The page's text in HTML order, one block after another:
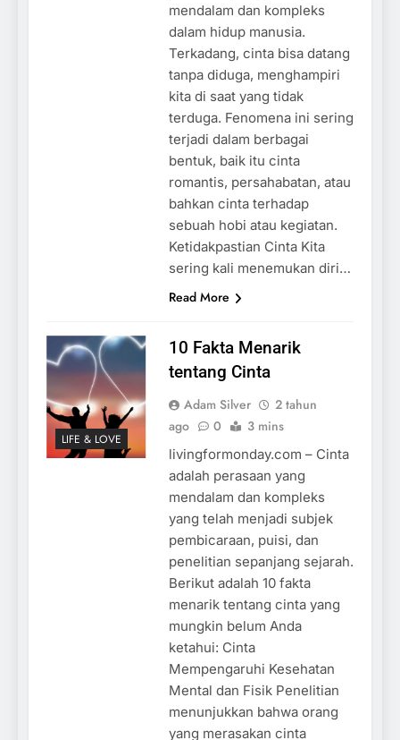
mendalam dan kompleks
dalam hidup manusia.
Terkadang, cinta bisa datang
tanpa diduga, menghampiri
kita di saat yang tidak
terduga. Fenomena ini sering
terjadi dalam berbagai
bentuk, baik itu cinta
romantis, persahabatan, atau
bahkan cinta terhadap
sebuah hobi atau kegiatan.
Ketidakpastian Cinta Kita
sering kali menemukan diri…
Read More
LIFE & LOVE
10 Fakta Menarik
tentang Cinta
Adam Silver
2 tahun
ago
0 3 mins
livingformonday.com – Cinta
adalah perasaan yang
mendalam dan kompleks
yang telah menjadi subjek
pembicaraan, puisi, dan
penelitian sepanjang sejarah.
Berikut adalah 10 fakta
menarik tentang cinta yang
mungkin belum Anda
ketahui: Cinta
Mempengaruhi Kesehatan
Mental dan Fisik Penelitian
menunjukkan bahwa orang
yang merasakan cinta